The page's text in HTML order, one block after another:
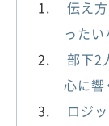
伝え
ったい
部下2
心に響
ロジ